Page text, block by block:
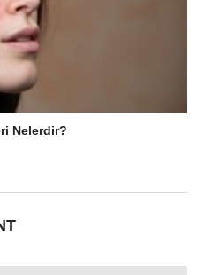
Nelerdir?